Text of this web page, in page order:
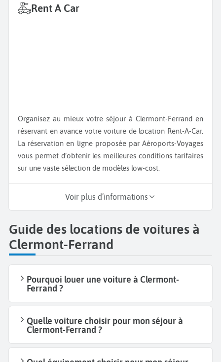
Rent A Car
Organisez au mieux votre séjour à Clermont-Ferrand en
réservant en avance votre voiture de location Rent-A-Car.
La réservation en ligne proposée par Aéroports-Voyages
vous permet d’obtenir les meilleures conditions tarifaires
sur une vaste sélection de modèles low-cost.
Voir plus d’informations
Guide des locations de voitures à
Clermont-Ferrand
Pourquoi louer une voiture à Clermont-
Ferrand ?
Quelle voiture choisir pour mon séjour à
Clermont-Ferrand ?